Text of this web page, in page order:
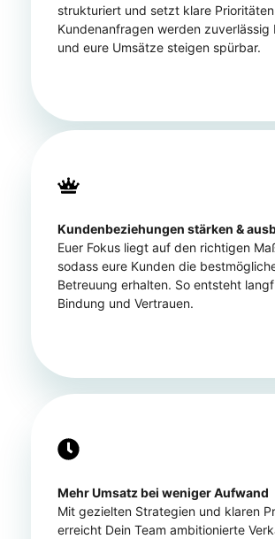
strukturiert und setzt klare
Kundenanfragen werden zuverlässig
und eure Umsätze steigen spürbar.
Kundenbeziehungen stärken &
Euer Fokus liegt auf den richtigen
sodass eure Kunden die
Betreuung erhalten. So entsteht
Bindung und Vertrauen.
Mehr Umsatz bei weniger Aufwand
Mit gezielten Strategien und klaren
erreicht Dein Team ambitionierte